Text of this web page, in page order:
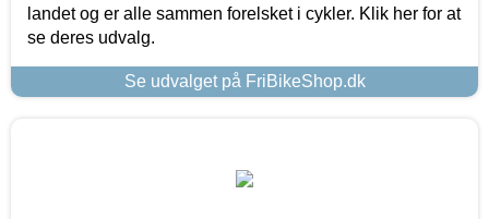
landet og er alle sammen forelsket i cykler. Klik her for at
se deres udvalg.
Se udvalget på FriBikeShop.dk